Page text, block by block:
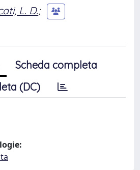
L. D.;
Scheda completa
(DC)